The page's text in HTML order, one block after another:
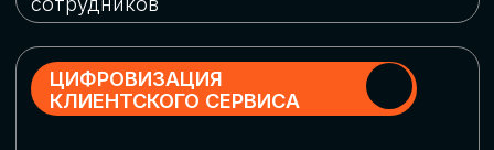
Оставьте заявку, мы направим вам
программу конференции
СКАЧАТЬ ПРОГРАММУ